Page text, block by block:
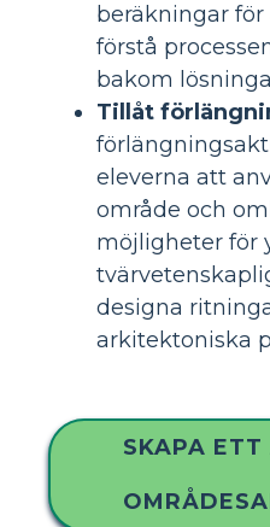
beräkningar
förstå
bakom
Tillåt
eleverna att
område och
möjligheter för
designa
arkitektoniska
SKAPA ETT